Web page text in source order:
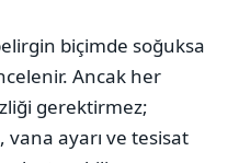
biçimde soğuksa
Ancak her
gerektirmez;
ayarı ve tesisat